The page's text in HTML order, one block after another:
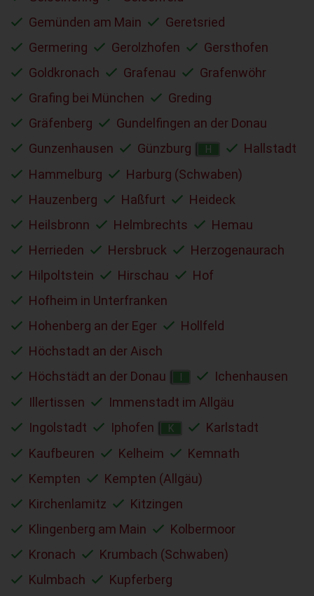
Gemünden am Main
Geretsried
Germering
Gerolzhofen
Gersthofen
Goldkronach
Grafenau
Grafenwöhr
Grafing bei München
Greding
Gräfenberg
Gundelfingen an der Donau
Gunzenhausen
Günzburg H
Hallstadt
Hammelburg
Harburg (Schwaben)
Hauzenberg
Haßfurt
Heideck
Heilsbronn
Helmbrechts
Hemau
Herrieden
Hersbruck
Herzogenaurach
Hilpoltstein
Hirschau
Hof
Hofheim in Unterfranken
Hohenberg an der Eger
Hollfeld
Höchstadt an der Aisch
Höchstädt an der Donau
Ichenhausen
Illertissen
Immenstadt im Allgäu
Ingolstadt
Iphofen K
Karlstadt
Kaufbeuren
Kelheim
Kemnath
Kempten
Kempten (Allgäu)
Kirchenlamitz
Kitzingen
Klingenberg am Main
Kolbermoor
Kronach
Krumbach (Schwaben)
Kulmbach
Kupferberg